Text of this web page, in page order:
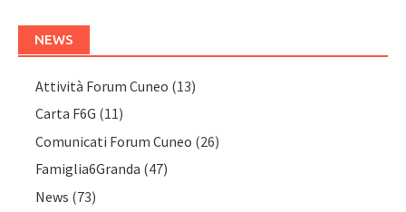
NEWS
Attività Forum Cuneo (13)
Carta F6G (11)
Comunicati Forum Cuneo (26)
Famiglia6Granda (47)
News (73)